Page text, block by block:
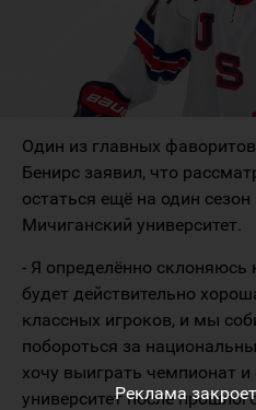
Реклама
Один из главных
Бенирс заявил, что
остаться ещё на один сезон
Мичиганский университет.
- Я определённо
будет действительно
классных игроков, и мы
побороться за
хочу выиграть чемпионат и
университет после